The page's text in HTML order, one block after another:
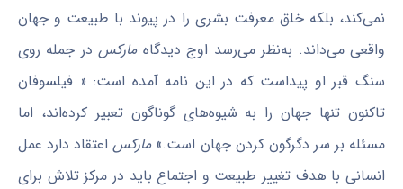
نمی‌کند، بلکه خلق معرفت بشری را در پیوند با طبیعت و جهان
واقعی می‌داند. به‌نظر می‌رسد اوج دیدگاهمارکسدر جمله روی
سنگ قبر او پیداست که در این نامه آمده است: « فیلسوفان
تاکنون تنها جهان را به شیوه‌های گوناگون تعبیر کرده‌اند، اما
مسئله بر سر دگرگون کردن جهان است.»مارکساعتقاد دارد عمل
انسانی با هدف تغییر طبیعت و اجتماع باید در مرکز تلاش‌ برای